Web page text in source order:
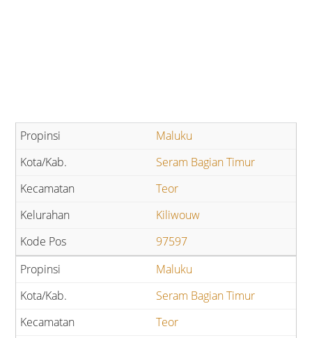
Maluku
Seram Bagian Timur
Teor
Kiliwouw
97597
Maluku
Seram Bagian Timur
Teor